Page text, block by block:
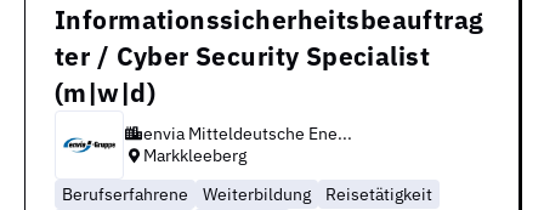
Informationssicherheitsbeauftrag
ter / Cyber Security Specialist
(m|w|d)
envia Mitteldeutsche Ene...
Markkleeberg
Berufserfahrene
Weiterbildung
Reisetätigkeit